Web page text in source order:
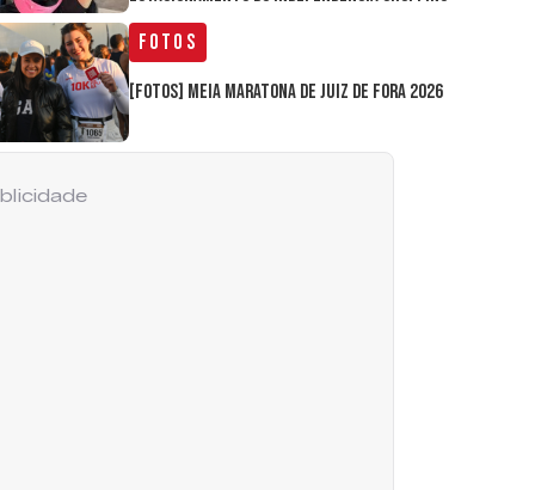
Fotos
[FOTOS] Meia Maratona de Juiz de Fora 2026